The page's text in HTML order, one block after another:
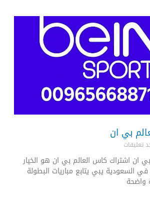
بي ان
تعليقات
ان اشتراك كاس العالم بي ان هو الخيار
السعودية يبي يتابع مباريات البطولة
واضحة